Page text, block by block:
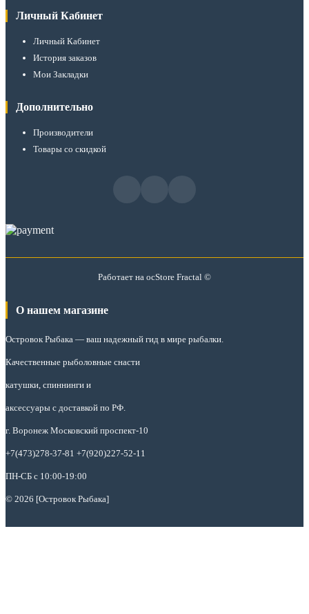
Личный Кабинет
Личный Кабинет
История заказов
Мои Закладки
Дополнительно
Производители
Товары со скидкой
Работает на ocStore Fractal ©
О нашем магазине
Островок Рыбака — ваш надежный гид в мире рыбалки.
Качественные рыболовные снасти
катушки, спиннинги и
аксессуары с доставкой по РФ.
г. Воронеж Московский проспект-10
+7(473)278-37-81 +7(920)227-52-11
ПН-СБ с 10:00-19:00
© 2026 [Островок Рыбака]